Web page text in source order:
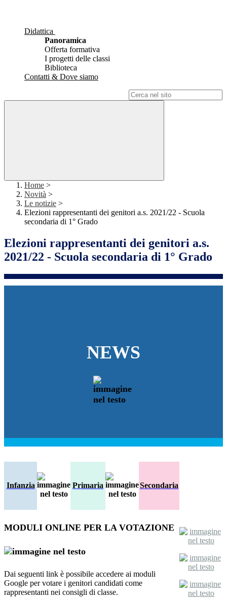
Didattica
Panoramica
Offerta formativa
I progetti delle classi
Biblioteca
Contatti & Dove siamo
Home >
Novità >
Le notizie >
Elezioni rappresentanti dei genitori a.s. 2021/22 - Scuola
secondaria di 1° Grado
Elezioni rappresentanti dei genitori a.s.
2021/22 - Scuola secondaria di 1° Grado
NEWS
Infanzia Primaria Secondaria
MODULI ONLINE PER LA VOTAZIONE
Dai seguenti link è possibile accedere ai moduli
Google per votare i genitori candidati come
rappresentanti nei consigli di classe.